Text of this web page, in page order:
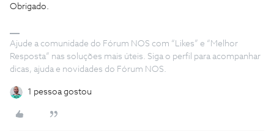
Obrigado.
Ajude a comunidade do Fórum NOS com “Likes” e “Melhor
Resposta” nas soluções mais úteis. Siga o perfil para acompanhar
dicas, ajuda e novidades do Fórum NOS.
1 pessoa gostou